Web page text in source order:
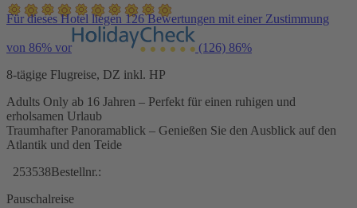
Für dieses Hotel liegen 126 Bewertungen mit einer Zustimmung
von 86% vor (126) 86%
8-tägige Flugreise, DZ inkl. HP
Adults Only ab 16 Jahren – Perfekt für einen ruhigen und
erholsamen Urlaub
Traumhafter Panoramablick – Genießen Sie den Ausblick auf den
Atlantik und den Teide
253538Bestellnr.:
Pauschalreise